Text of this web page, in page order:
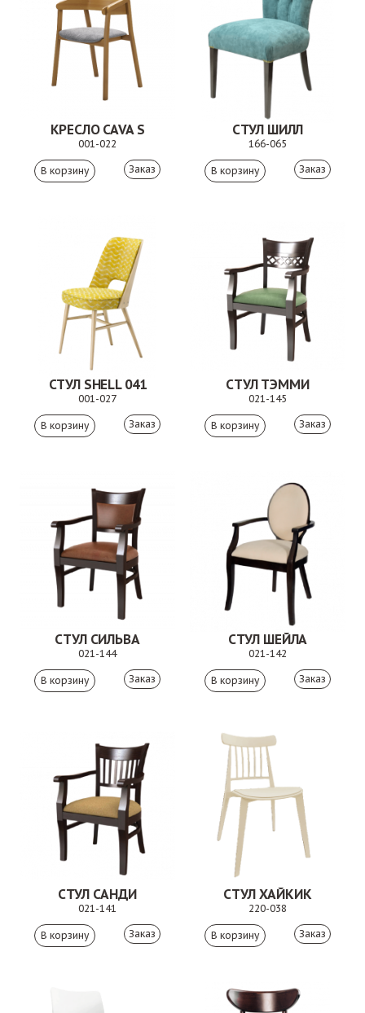
КРЕСЛО CAVA S
001-022
Заказ
СТУЛ ШИЛЛ
166-065
Заказ
СТУЛ SHELL 041
001-027
Заказ
СТУЛ ТЭММИ
021-145
Заказ
СТУЛ СИЛЬВА
021-144
Заказ
СТУЛ ШЕЙЛА
021-142
Заказ
СТУЛ САНДИ
021-141
Заказ
СТУЛ ХАЙКИК
220-038
Заказ